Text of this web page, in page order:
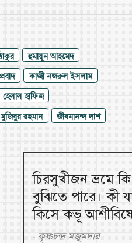
হুমায়ূন আহমেদ
প্রবাদ
কাজী নজরুল ইসলাম
হেলাল হাফিজ
মুজিবুর রহমান জীবনানন্দ দাশ
চিরসুখীজন ভ্রমে
বুঝিতে পারে। কী
কিসে কভূ
- কৃষ্ণচন্দ্র মজুমদার